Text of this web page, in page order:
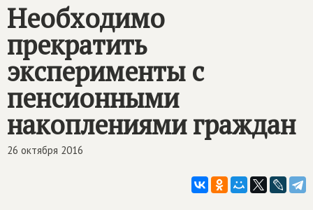
Необходимо
прекратить
эксперименты с
пенсионными
накоплениями граждан
26 октября 2016